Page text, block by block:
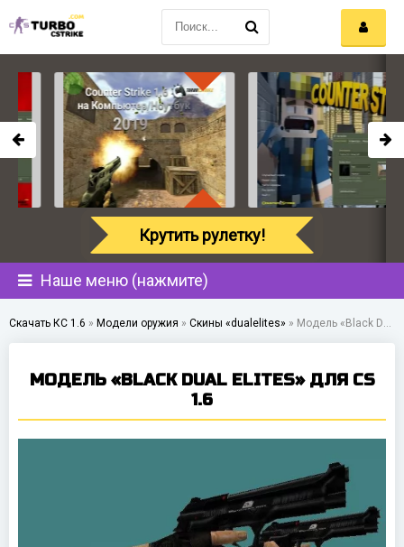
Наше меню (нажмите)
Скачать КС 1.6 » Модели оружия » Скины «dualelites» » Модель «Black Dual Elites» для CS 1.6
МОДЕЛЬ «BLACK DUAL ELITES» ДЛЯ CS
1.6
Крутить рулетку!